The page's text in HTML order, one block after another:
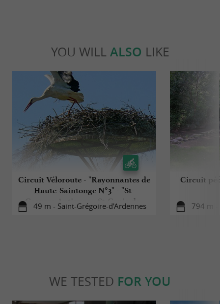
YOU WILL ALSO LIKE
Circuit Véloroute - "Rayonnantes de
Haute-Saintonge N°3" - "St-
Georges-Antignac - St-Genis-de-
Saintonge - Port-Maubert" (liaison
49 m - Saint-Grégoire-d'Ardennes
Circuit
794 m -
WE TESTED FOR YOU